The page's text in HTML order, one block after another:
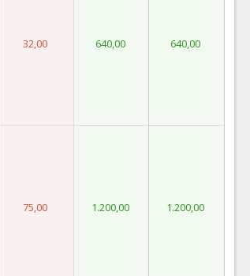
32,00 640,00 640,00
75,00 1.200,00 1.200,00